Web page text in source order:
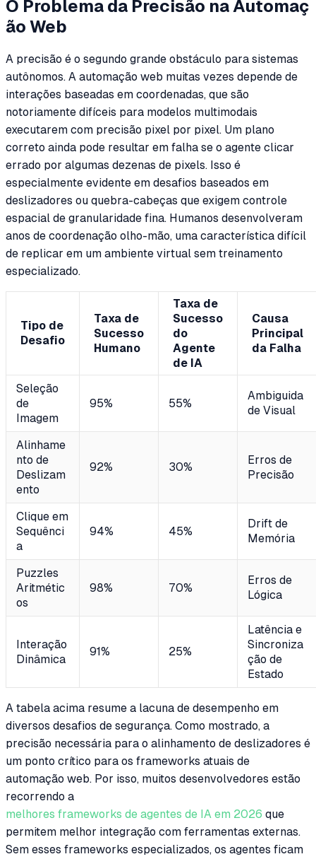
O Problema da Precisão na Automaç
ão Web
A precisão é o segundo grande obstáculo para sistemas
autônomos. A automação web muitas vezes depende de
interações baseadas em coordenadas, que são
notoriamente difíceis para modelos multimodais
executarem com precisão pixel por pixel. Um plano
correto ainda pode resultar em falha se o agente clicar
errado por algumas dezenas de pixels. Isso é
especialmente evidente em desafios baseados em
deslizadores ou quebra-cabeças que exigem controle
espacial de granularidade fina. Humanos desenvolveram
anos de coordenação olho-mão, uma característica difícil
de replicar em um ambiente virtual sem treinamento
especializado.
Tipo de
Desafio
Taxa de
Sucesso
Humano
Taxa de
Sucesso
do
Agente
de IA
Causa
Principal
da Falha
Seleção
de
Imagem
95% 55%
Ambiguida
de Visual
Alinhame
nto de
Deslizam
ento
92% 30%
Erros de
Precisão
Clique em
Sequênci
a
94% 45%
Drift de
Memória
Puzzles
Aritmétic
os
98% 70%
Erros de
Lógica
Interação
Dinâmica
91% 25%
Latência e
Sincroniza
ção de
Estado
A tabela acima resume a lacuna de desempenho em
diversos desafios de segurança. Como mostrado, a
precisão necessária para o alinhamento de deslizadores é
um ponto crítico para os frameworks atuais de
automação web. Por isso, muitos desenvolvedores estão
recorrendo a
melhores frameworks de agentes de IA em 2026 que
permitem melhor integração com ferramentas externas.
Sem esses frameworks especializados, os agentes ficam